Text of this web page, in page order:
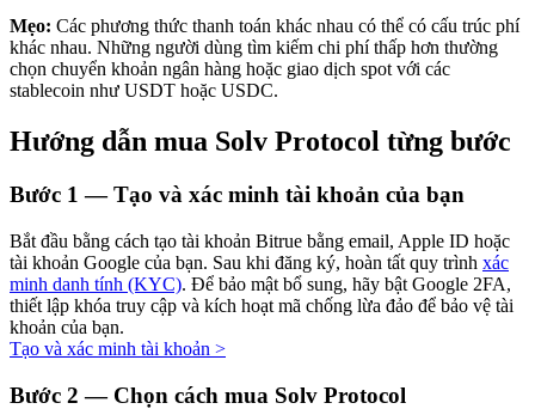
Đầu tư cố định và quản lý tài chính
Tận hưởng việc quản lý tài chính hiện tại và thu nhập lâu dài
Staking 101
Mẹo: Các phương thức thanh toán khác nhau có thể có cấu trúc phí
khác nhau. Những người dùng tìm kiếm chi phí thấp hơn thường
chọn chuyển khoản ngân hàng hoặc giao dịch spot với các
stablecoin như USDT hoặc USDC.
Hướng dẫn mua Solv Protocol từng bước
Bước 1 —Tạo và xác minh tài khoản của bạn
Bắt đầu bằng cách tạo tài khoản Bitrue bằng email, Apple ID hoặc
tài khoản Google của bạn. Sau khi đăng ký, hoàn tất quy trình xác
minh danh tính (KYC). Để bảo mật bổ sung, hãy bật Google 2FA,
thiết lập khóa truy cập và kích hoạt mã chống lừa đảo để bảo vệ tài
khoản của bạn.
Tạo và xác minh tài khoản >
Bước 2 — Chọn cách mua Solv Protocol